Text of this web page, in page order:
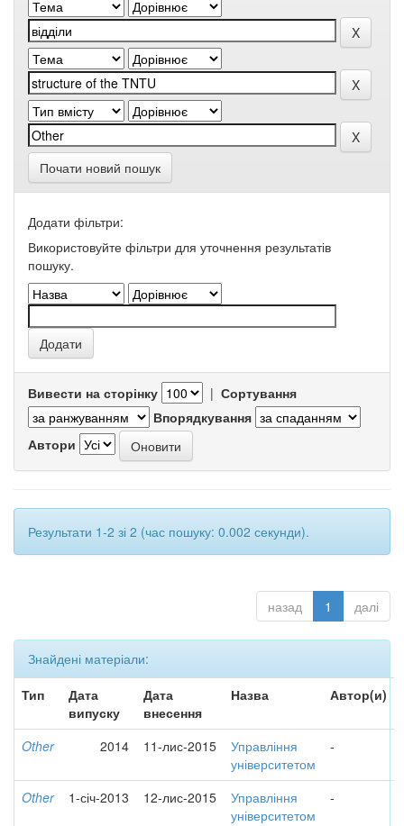
Почати новий пошук
Додати фільтри:
Використовуйте фільтри для уточнення результатів
пошуку.
Вивести на сторінку | Сортування
Впорядкування
Автори
Результати 1-2 зі 2 (час пошуку: 0.002 секунди).
назад 1 далі
Знайдені матеріали:
Тип
Дата
випуску
Дата
внесення
Назва Автор(и)
Other 2014 11-лис-2015
Управління
університетом
-
Other 1-січ-2013 12-лис-2015
Управління
університетом
-